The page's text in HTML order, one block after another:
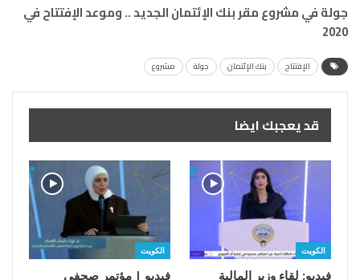
جولة في مشروع مقر بنك الإئتمان الجديد .. وموعد الإفتتاح في
2020
الإفتتاح بنك الإئتمان جولة مشروع
قد يعجبك ايضا
الكويت
فيديو: لقاء وزير المالية
الكويت
فيديو | مؤتمر صحفي